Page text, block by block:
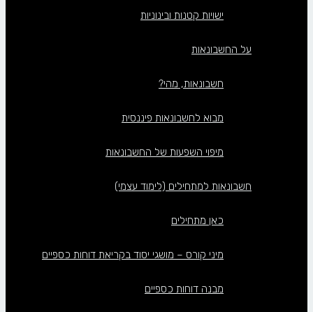
ישויות קטנות ובינוניות
על החשבונאות
חשבונאות, מהי?
מבוא לחשבונאות פיננסית
מיפוי השפעות של החשבונאות
חשבונאות למתחילים (לימוד עצמי)
כאן מתחילים
מיני קורס – מושגי יסוד בקריאת דוחות כספיים
מבנה דוחות כספיים